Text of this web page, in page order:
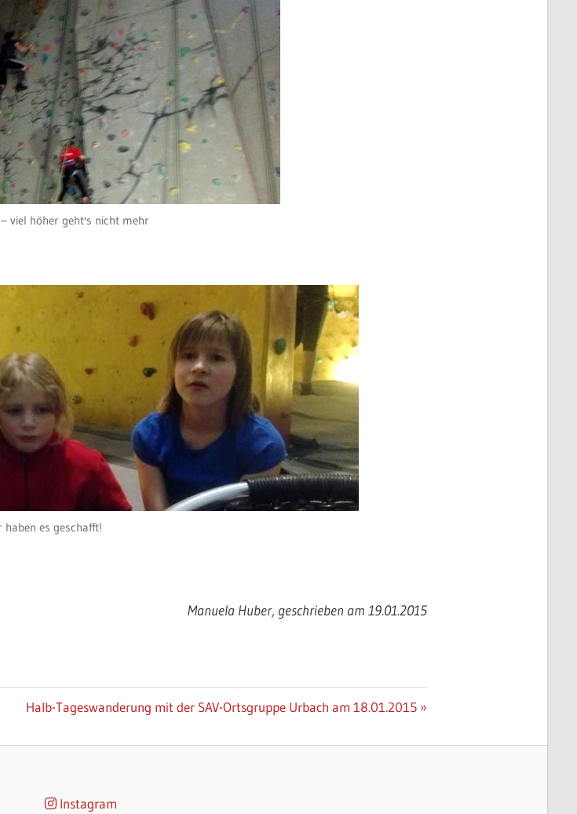
viel höher geht's nicht mehr
haben es geschafft!
Manuela Huber, geschrieben am 19.01.2015
Nächster
Halb-Tageswanderung mit der SAV-Ortsgruppe Urbach am 18.01.2015
Instagram